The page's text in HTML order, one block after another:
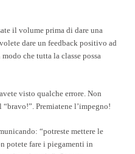
il volume prima di dare una
dare un feedback positivo ad
che tutta la classe possa
visto qualche errore. Non
Premiatene l’impegno!
“potreste mettere le
potete fare i piegamenti in